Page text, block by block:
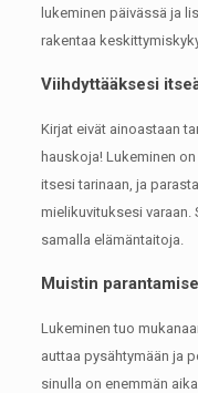
lukeminen päivässä ja
rakentaa
Viihdyttääksesi
Kirjat eivät ainoastaan
hauskoja! Lukeminen
itsesi tarinaan, ja
mielikuvituksesi varaan.
samalla elämäntaitoja.
Muistin
Lukeminen tuo
auttaa pysähtymään ja
sinulla on enemmän